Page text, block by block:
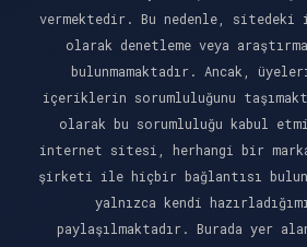
vermektedir. Bu nedenle,
olarak denetleme veya araştırma
bulunmamaktadır. Ancak,
içeriklerin sorumluluğunu
olarak bu sorumluluğu kabul
internet sitesi, herhangi bir
şirketi ile hiçbir bağlantısı
yalnızca kendi
paylaşılmaktadır. Burada yer